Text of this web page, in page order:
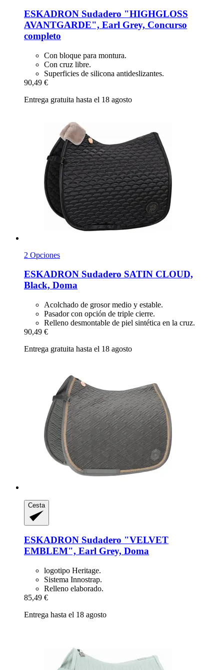
ESKADRON Sudadero "HIGHGLOSS
AVANTGARDE", Earl Grey, Concurso
completo
Con bloque para montura.
Con cruz libre.
Superficies de silicona antideslizantes.
90,49 €
Entrega gratuita hasta el 18 agosto
2 Opciones
ESKADRON Sudadero SATIN CLOUD,
Black, Doma
Acolchado de grosor medio y estable.
Pasador con opción de triple cierre.
Relleno desmontable de piel sintética en la cruz.
90,49 €
Entrega gratuita hasta el 18 agosto
Cesta
ESKADRON Sudadero "VELVET
EMBLEM", Earl Grey, Doma
logotipo Heritage.
Sistema Innostrap.
Relleno elaborado.
85,49 €
Entrega hasta el 18 agosto